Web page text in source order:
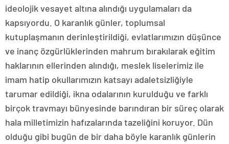
ideolojik vesayet altına alındığı uygulamaları da
kapsıyordu. O karanlık günler, toplumsal
kutuplaşmanın derinleştirildiği, evlatlarımızın düşünce
ve inanç özgürlüklerinden mahrum bırakılarak eğitim
haklarının ellerinden alındığı, meslek liselerimiz ile
imam hatip okullarımızın katsayı adaletsizliğiyle
tarumar edildiği, ikna odalarının kurulduğu ve farklı
birçok travmayı bünyesinde barındıran bir süreç olarak
hala milletimizin hafızalarında tazeliğini koruyor. Dün
olduğu gibi bugün de bir daha böyle karanlık günlerin